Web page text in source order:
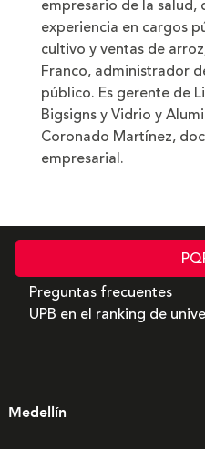
empresario de la salud,
experiencia en cargos
cultivo y ventas de
Franco, administrador
público. Es gerente de
Bigsigns y Vidrio y
Coronado Martínez,
empresarial.
Preguntas frecuentes
UPB en el ranking de
Medellín